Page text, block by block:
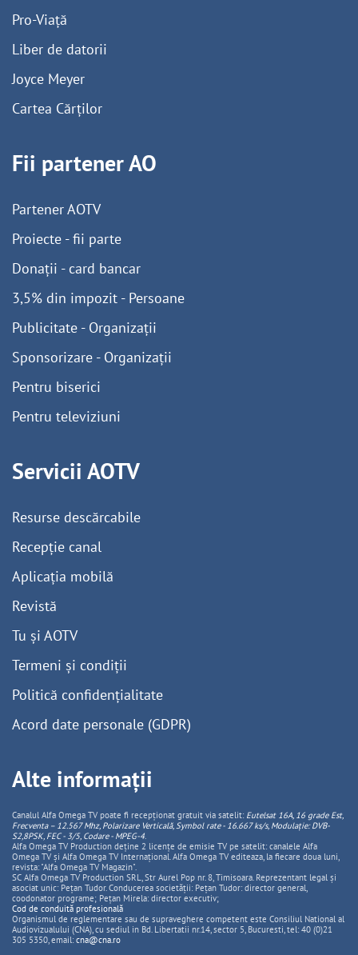
Pro-Viață
Liber de datorii
Joyce Meyer
Cartea Cărților
Fii partener AO
Partener AOTV
Proiecte - fii parte
Donații - card bancar
3,5% din impozit - Persoane
Publicitate - Organizații
Sponsorizare - Organizații
Pentru biserici
Pentru televiziuni
Servicii AOTV
Resurse descărcabile
Recepție canal
Aplicația mobilă
Revistă
Tu și AOTV
Termeni și condiții
Politică confidențialitate
Acord date personale (GDPR)
Alte informații
Canalul Alfa Omega TV poate fi recepționat gratuit via satelit: Eutelsat 16A, 16 grade Est,
Frecventa – 12.567 Mhz, PolarizareVerticală, Symbol rate - 16.667 ks/s, Modulație: DVB-
S2,8PSK, FEC - 3/5, Codare - MPEG-4.
Alfa Omega TV Production deține 2 licențe de emisie TV pe satelit: canalele Alfa
Omega TV și Alfa Omega TV Internațional. Alfa Omega TV editeaza, la fiecare doua luni,
revista: "Alfa Omega TV Magazin".
SC Alfa Omega TV Production SRL, Str Aurel Pop nr. 8, Timisoara. Reprezentant legal și
asociat unic: Pețan Tudor. Conducerea societății: Pețan Tudor: director general,
coodonator programe; Pețan Mirela: director executiv;
Cod de conduită profesională
Organismul de reglementare sau de supraveghere competent este Consiliul National al
Audiovizualului (CNA), cu sediul in Bd. Libertatii nr.14, sector 5, Bucuresti, tel: 40 (0)21
305 5350, email: cna@cna.ro